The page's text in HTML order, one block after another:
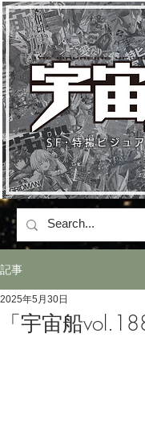
SF･特撮ビジュ
記事
「宇宙船
2025年5月30日